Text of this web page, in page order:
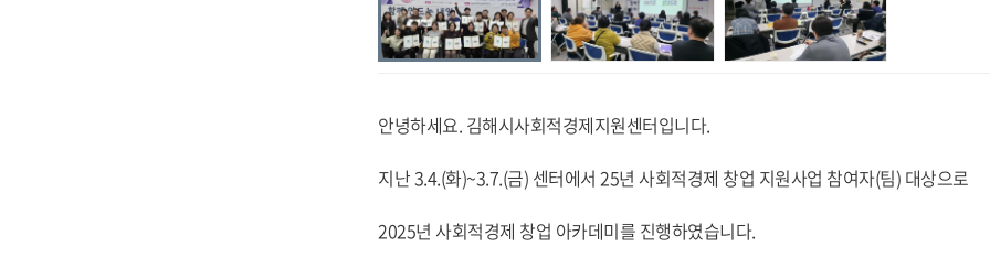
안녕하세요. 김해시사회적경제지원센터입니다.
지난 3.4.(화)~3.7.(금) 센터에서 25년 사회적경제 창업 지원사업 참여자(팀) 대상으로
2025년 사회적경제 창업 아카데미를 진행하였습니다.